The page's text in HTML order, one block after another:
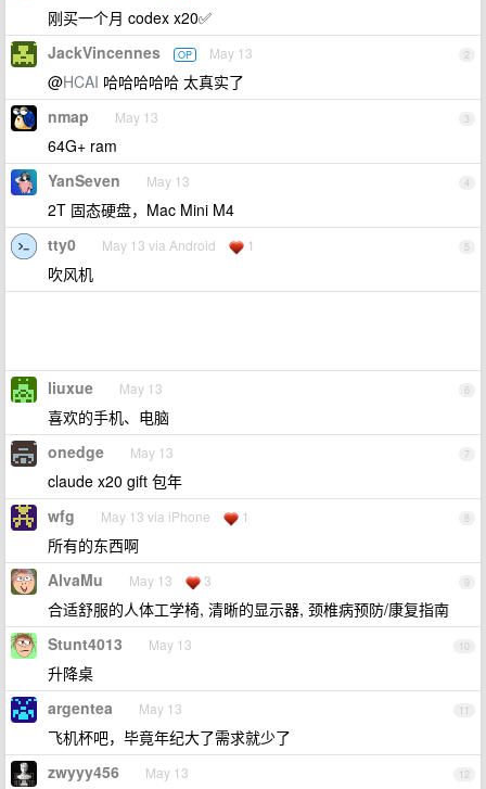
刚买一个月 codex x20✅
2
JackVincennes OP May 13
@HCAI 哈哈哈哈哈 太真实了
3
nmap May 13
64G+ ram
4
YanSeven May 13
2T 固态硬盘，Mac Mini M4
5
tty0 May 13 via Android 1
吹风机
6
liuxue May 13
喜欢的手机、电脑
7
onedge May 13
claude x20 gift 包年
8
wfg May 13 via iPhone 1
所有的东西啊
9
AlvaMu May 13 3
合适舒服的人体工学椅, 清晰的显示器, 颈椎病预防/康复指南
10
Stunt4013 May 13
升降桌
11
argentea May 13
飞机杯吧，毕竟年纪大了需求就少了
12
zwyyy456 May 13